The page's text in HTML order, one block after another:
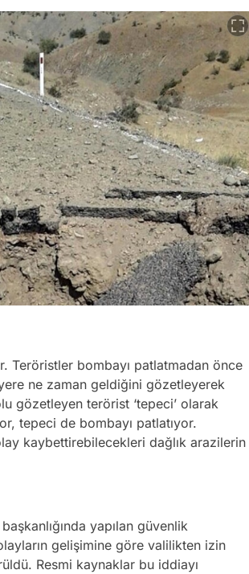
Teröristler bombayı patlatmadan önce
ne zaman geldiğini gözetleyerek
gözetleyen terörist ‘tepeci’ olarak
tepeci de bombayı patlatıyor.
kaybettirebilecekleri dağlık arazilerin
başkanlığında yapılan güvenlik
gelişimine göre valilikten izin
Resmi kaynaklar bu iddiayı